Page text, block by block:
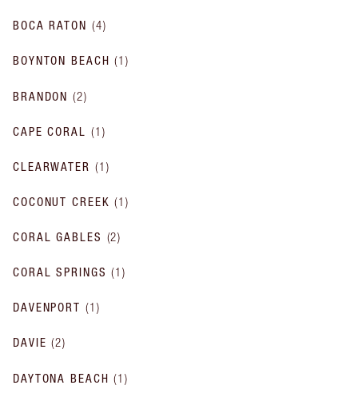
BOCA RATON (4)
BOYNTON BEACH (1)
BRANDON (2)
CAPE CORAL (1 )
CLEARWATER (1 )
COCONUT CREEK (1)
CORAL GABLES (2)
CORAL SPRINGS (1)
DAVENPORT (1 )
DAVIE (2)
DAYTONA BEACH (1)